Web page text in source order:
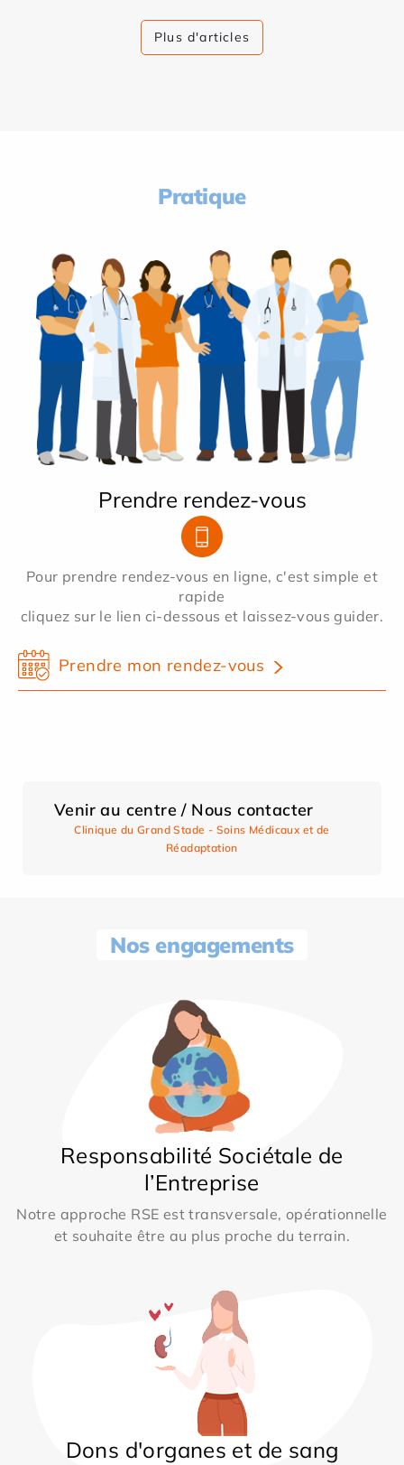
Plus d'articles
Pratique
Prendre rendez-vous
Pour prendre rendez-vous en ligne, c'est simple et
rapide
cliquez sur le lien ci-dessous et laissez-vous guider.
Prendre mon rendez-vous
Venir au centre / Nous contacter
Clinique du Grand Stade - Soins Médicaux et de
Réadaptation
Nos engagements
Responsabilité Sociétale de
l’Entreprise
Notre approche RSE est transversale, opérationnelle
et souhaite être au plus proche du terrain.
Dons d'organes et de sang